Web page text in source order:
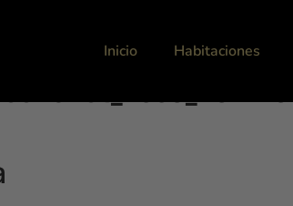
Inicio Habitaciones